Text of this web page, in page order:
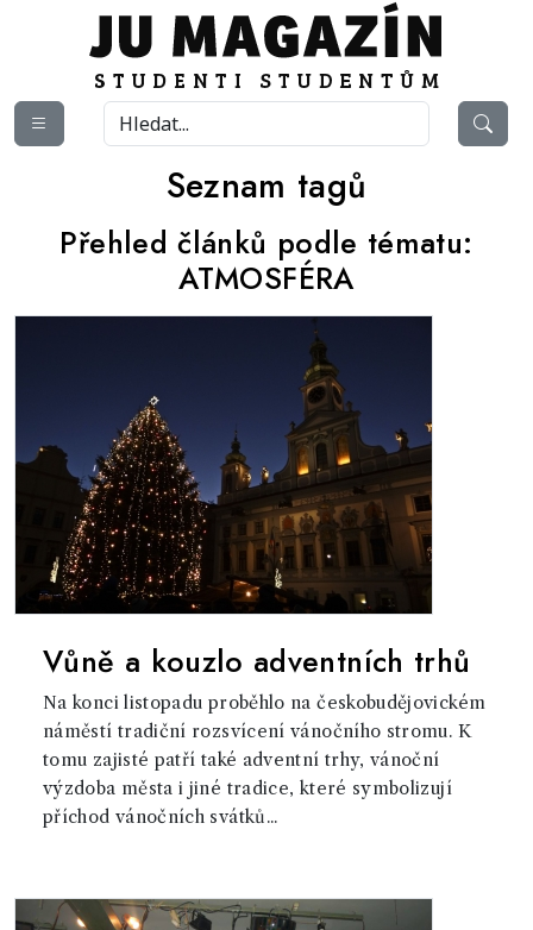
Seznam tagů
Přehled článků podle tématu:
ATMOSFÉRA
Vůně a kouzlo adventních trhů
Na konci listopadu proběhlo na českobudějovickém
náměstí tradiční rozsvícení vánočního stromu. K
tomu zajisté patří také adventní trhy, vánoční
výzdoba města i jiné tradice, které symbolizují
příchod vánočních svátků...